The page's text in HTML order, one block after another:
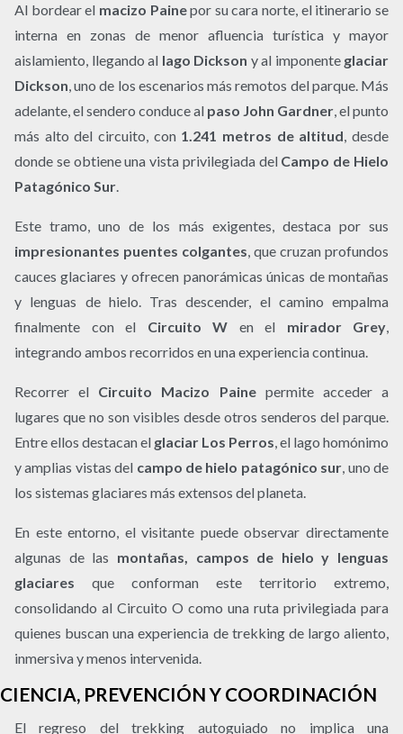
Al bordear el macizo Painepor su cara norte, el itinerario se
interna en zonas de menor afluencia turística y mayor
aislamiento, llegando al lago Dickson y al imponente glaciar
Dickson, uno de los escenarios más remotos del parque. Más
adelante, el sendero conduce al paso John Gardner, el punto
más alto del circuito, con 1.241 metros de altitud, desde
donde se obtiene una vista privilegiada del Campo de Hielo
Patagónico Sur.
Este tramo, uno de los más exigentes, destaca por sus
impresionantes puentes colgantes, que cruzan profundos
cauces glaciares y ofrecen panorámicas únicas de montañas
y lenguas de hielo. Tras descender, el camino empalma
finalmente con el Circuito W en el mirador Grey,
integrando ambos recorridos en una experiencia continua.
Recorrer el Circuito Macizo Painepermite acceder a
lugares que no son visibles desde otros senderos del parque.
Entre ellos destacan el glaciar Los Perros, el lago homónimo
y amplias vistas del campo de hielo patagónico sur, uno de
los sistemas glaciares más extensos del planeta.
En este entorno, el visitante puede observar directamente
algunas de las montañas, campos de hielo y lenguas
glaciares que conforman este territorio extremo,
consolidando al Circuito O como una ruta privilegiada para
quienes buscan una experiencia de trekking de largo aliento,
inmersiva y menos intervenida.
CIENCIA, PREVENCIÓN Y COORDINACIÓN
El regreso del trekking autoguiado no implica una